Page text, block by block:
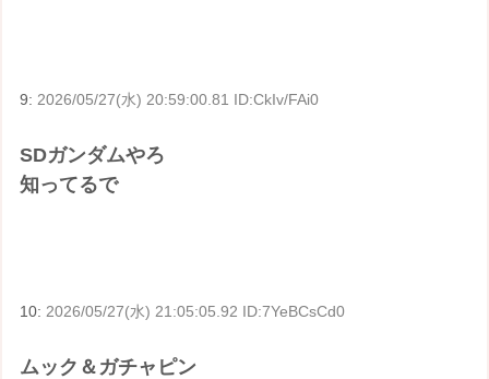
9: 2026/05/27(水) 20:59:00.81 ID:CkIv/FAi0
SDガンダムやろ
知ってるで
10: 2026/05/27(水) 21:05:05.92 ID:7YeBCsCd0
ムック＆ガチャピン